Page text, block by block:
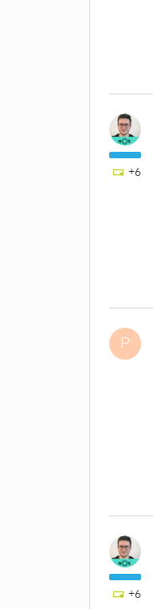
+6
P
+6